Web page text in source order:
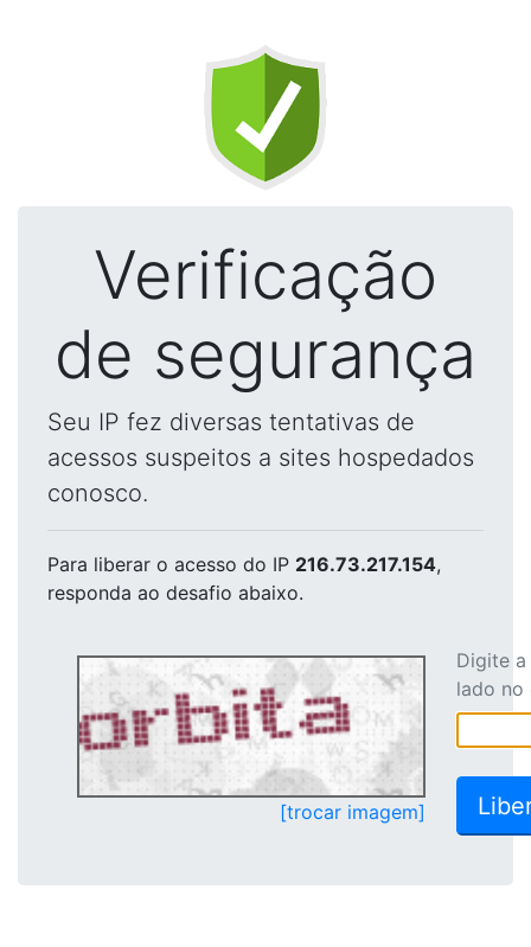
Verificação
de segurança
Seu IP fez diversas tentativas de
acessos suspeitos a sites hospedados
conosco.
Para liberar o acesso do IP 216.73.217.154,
responda ao desafio abaixo.
[trocar imagem]
Digite
lado no